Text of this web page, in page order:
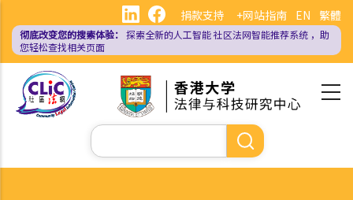
主
EN 繁體
捐款支持 +网站指南
彻底改变您的搜索体验： 探索全新的人工智能社区法网智能推荐系统 ，助
您轻松查找相关页面
搜
索